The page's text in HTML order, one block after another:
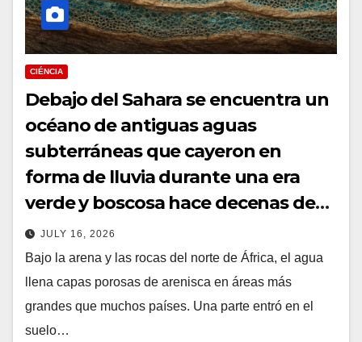
CIÉNCIA
Debajo del Sahara se encuentra un
océano de antiguas aguas
subterráneas que cayeron en
forma de lluvia durante una era
verde y boscosa hace decenas de
miles de años, todavía esperando
bajo el lugar más seco de la Tierra.
JULY 16, 2026
Bajo la arena y las rocas del norte de África, el agua
llena capas porosas de arenisca en áreas más
grandes que muchos países. Una parte entró en el
suelo…